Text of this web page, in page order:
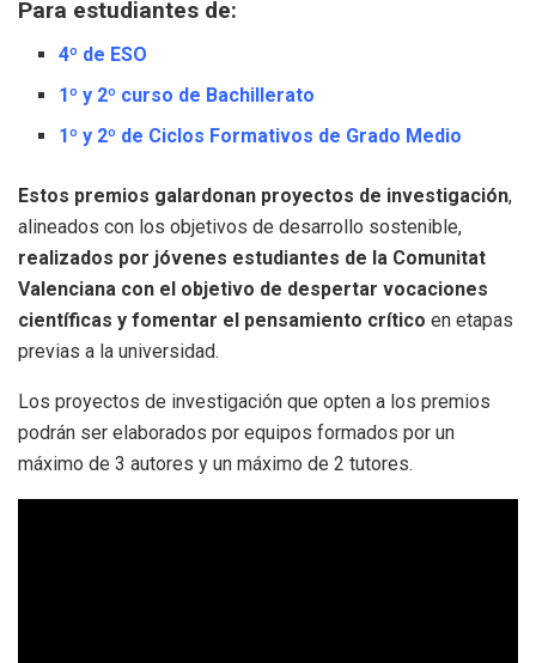
Para estudiantes de:
4º de ESO
1º y 2º curso de Bachillerato
1º y 2º de Ciclos Formativos de Grado Medio
Estos premios galardonan proyectos de investigación,
alineados con los objetivos de desarrollo sostenible,
realizados por jóvenes estudiantes de la Comunitat
Valenciana con el objetivo de despertar vocaciones
científicas y fomentar el pensamiento crítico en etapas
previas a la universidad.
Los proyectos de investigación que opten a los premios
podrán ser elaborados por equipos formados por un
máximo de 3 autores y un máximo de 2 tutores.